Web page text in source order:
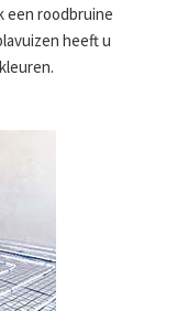
een roodbruine
heeft u